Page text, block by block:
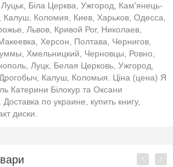
Луцьк, Біла Церква, Ужгород, Кам'янець-
Калуш, Коломия, Киев, Харьков, Одесса,
Львов, Кривой Рог, Николаев,
Херсон, Полтава, Чернигов,
Хмельницкий, Черновцы, Ровно,
Луцк, Белая Церковь, Ужгород,
Калуш, Коломыя. Ціна (цена) Я
Катерини Білокур та Оксани
по украине, купить книгу,
диски.